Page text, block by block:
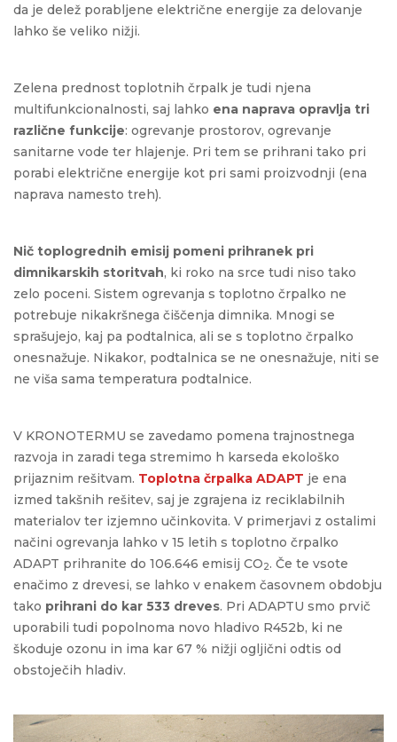
da je delež porabljene električne energije za delovanje
lahko še veliko nižji.
Zelena prednost toplotnih črpalk je tudi njena
multifunkcionalnosti, saj lahko ena naprava opravlja tri
različne funkcije: ogrevanje prostorov, ogrevanje
sanitarne vode ter hlajenje. Pri tem se prihrani tako pri
porabi električne energije kot pri sami proizvodnji (ena
naprava namesto treh).
Nič toplogrednih emisij pomeni prihranek pri
dimnikarskih storitvah, ki roko na srce tudi niso tako
zelo poceni. Sistem ogrevanja s toplotno črpalko ne
potrebuje nikakršnega čiščenja dimnika. Mnogi se
sprašujejo, kaj pa podtalnica, ali se s toplotno črpalko
onesnažuje. Nikakor, podtalnica se ne onesnažuje, niti se
ne viša sama temperatura podtalnice.
V KRONOTERMU se zavedamo pomena trajnostnega
razvoja in zaradi tega stremimo h karseda ekološko
prijaznim rešitvam. Toplotna črpalka ADAPT je ena
izmed takšnih rešitev, saj je zgrajena iz reciklabilnih
materialov ter izjemno učinkovita. V primerjavi z ostalimi
načini ogrevanja lahko v 15 letih s toplotno črpalko
ADAPT prihranite do 106.646 emisij CO2. Če te vsote
enačimo z drevesi, se lahko v enakem časovnem obdobju
tako prihrani do kar 533 dreves. Pri ADAPTU smo prvič
uporabili tudi popolnoma novo hladivo R452b, ki ne
škoduje ozonu in ima kar 67 % nižji ogljični odtis od
obstoječih hladiv.